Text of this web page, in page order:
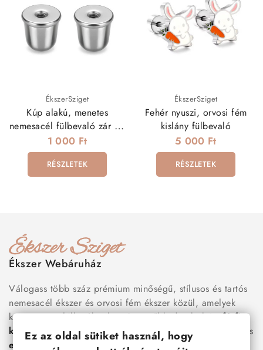
ÉkszerSziget
Kúp alakú, menetes
nemesacél fülbevaló zár - 3
pár
1 000 Ft
RÉSZLETEK
ÉkszerSziget
Fehér nyuszi, orvosi fém
kislány fülbevaló
5 000 Ft
RÉSZLETEK
Ékszer Webáruház
Válogass több száz prémium minőségű, stílusos és tartós
nemesacél ékszer és orvosi fém ékszer közül, amelyek
között megtalálhatók a legnépszerűbb darabok is:férfi
karkötők
, női nyakláncok , karikagyűrűk
és
esküvői kiegészítőkegyaránt. Webáruházunkban a
Ez az oldal sütiket használ, hogy